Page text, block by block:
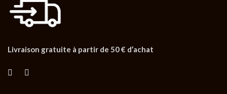
Livraison gratuite à partir de 50 € d’achat